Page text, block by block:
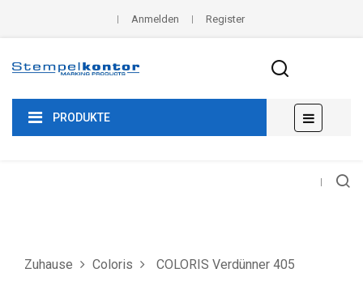
Anmelden Register
PRODUKTE
der
☰
Zuhause Coloris COLORIS Verdünner 405